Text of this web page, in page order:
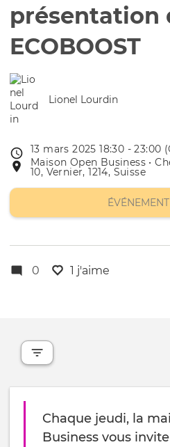
présentation
ECOBOOST
Lionel Lourdin
Date
de
l'évênement
13 mars 2025 18:30 - 23:00
Lieu
de
Maison Open Business •
10, Vernier, 1214, Suisse
0 1 j'aime
Chaque jeudi, la
Business vous